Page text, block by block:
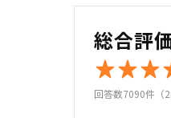
総合評
回答数7090件（